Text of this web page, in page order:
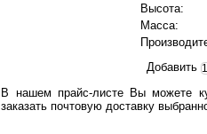
Высота:
Масса:
Добавить
В нашем прайс-листе Вы можете
заказать почтовую доставку